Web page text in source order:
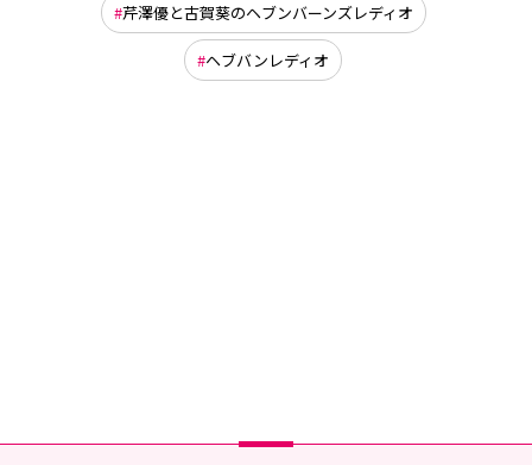
芹澤優と古賀葵のヘブンバーンズレディオ
ヘブバンレディオ